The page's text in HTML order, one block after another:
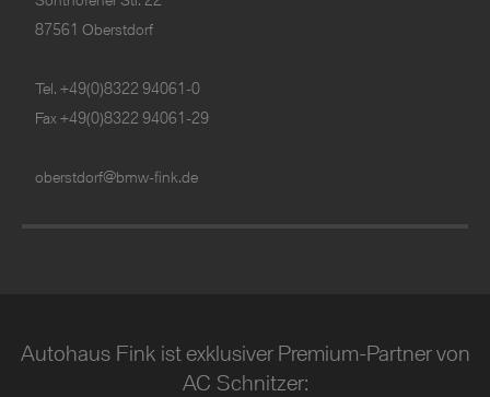
87561 Oberstdorf
Tel. +49(0)8322 94061-0
Fax +49(0)8322 94061-29
oberstdorf@bmw-fink.de
Autohaus Fink ist exklusiver Premium-Partner von
AC Schnitzer: